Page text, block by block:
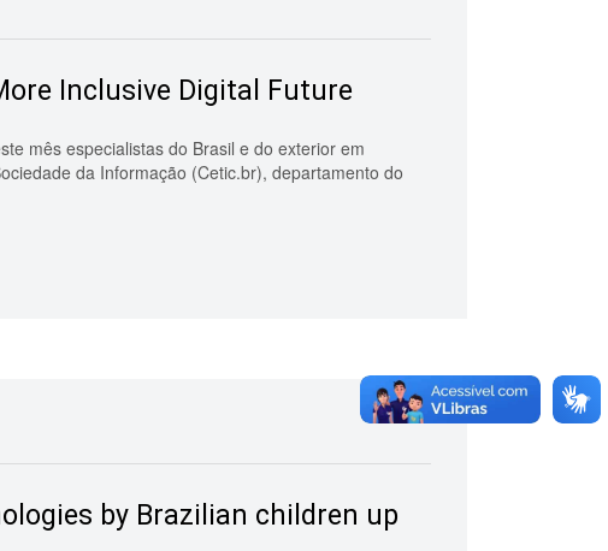
Inclusive Digital Future
mês especialistas do Brasil e do exterior em
da Informação (Cetic.br), departamento do
by Brazilian children up